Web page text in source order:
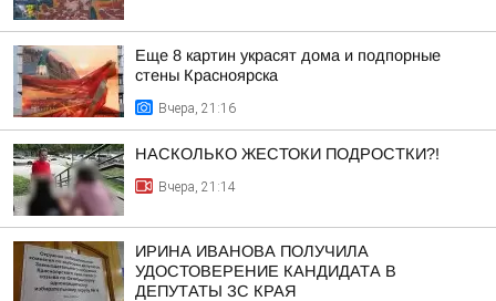
Еще 8 картин украсят дома и подпорные
стены Красноярска
Вчера, 21:16
НАСКОЛЬКО ЖЕСТОКИ ПОДРОСТКИ?!
Вчера, 21:14
ИРИНА ИВАНОВА ПОЛУЧИЛА
УДОСТОВЕРЕНИЕ КАНДИДАТА В
ДЕПУТАТЫ ЗС КРАЯ